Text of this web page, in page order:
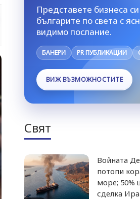
Представете бизнеса
българите по света с
видимо послание.
БАНЕРИ PR ПУБЛИКАЦИИ
ВИЖ ВЪЗМОЖНОСТИТЕ
Свят
Войната
потопи
море; 50%
сделка